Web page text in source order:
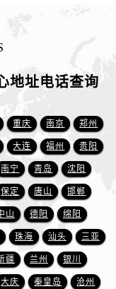
山东省临沂市兰山区解放路万国售后服务中心（需提前预约）
山东省泰安市泰山区财源街道泰山大街万国售后服务中心（需提前预约）
山东省威海市环翠区新威海路89号振华商厦一楼名表维修万国售后服务中心（需提前预约）
山东省潍坊市奎文区东风东街万国售后服务中心（需提前预约）
山东省枣庄市滕州市北辛路与善国路交叉口万国售后服务中心（需提前预约）
山东省淄博市张店区金晶大道万国售后服务中心（需提前预约）
上海市黄浦区南京东路299号宏伊国际广场写字楼8层806室万国售后服务中心（需提前预约）
上海市徐汇区虹桥路3号港汇中心2座37层3705室万国售后服务中心（需提前预约）
浙江省杭州市上城区钱江路1366号华润大厦A座5层503-5室万国售后服务中心（需提前预约）
浙江省湖州市吴兴区劳动路万国售后服务中心（需提前预约）
地址电话查询
重庆 南京 郑州
大连 福州 贵阳
南宁 青岛 沈阳
保定 唐山 邯郸
山 德阳 绵阳
珠海 汕头 三亚
疆 兰州 银川
大庆 秦皇岛 沧州